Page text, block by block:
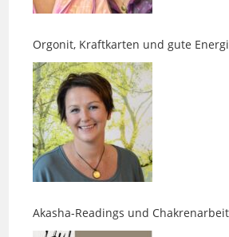
Orgonit, Kraftkarten und gute Energie
Akasha-Readings und Chakrenarbeit